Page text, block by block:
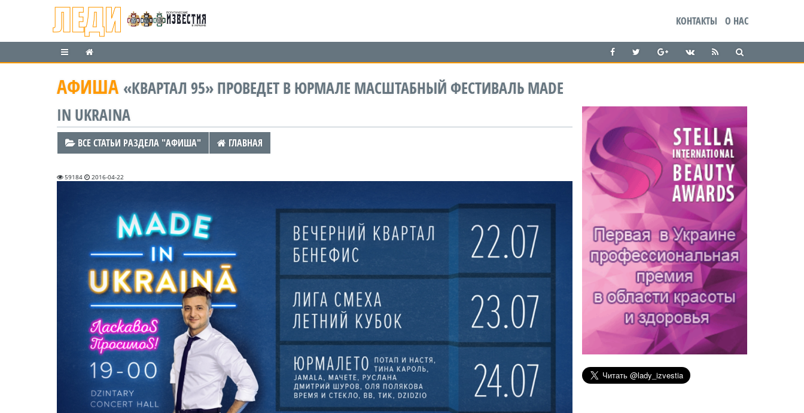
О НАС
КОНТАКТЫ
АФИША «КВАРТАЛ 95» ПРОВЕДЕТ В ЮРМАЛЕ МАСШТАБНЫЙ ФЕСТИВАЛЬ MADE
IN UKRAINA
ВСЕ СТАТЬИ РАЗДЕЛА "АФИША" ГЛАВНАЯ
59184 2016-04-22